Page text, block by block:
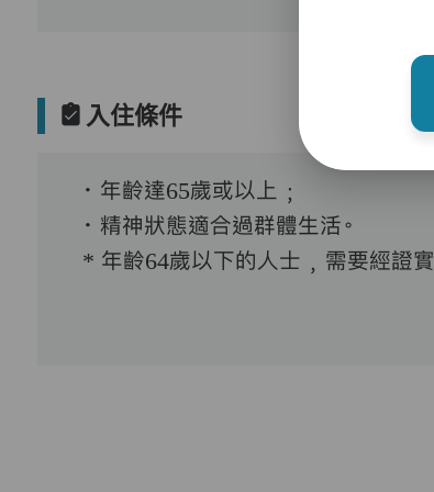
入住條件
．年齡達65歲或以上﹔
．精神狀態適合過群體生活。
* 年齡64歲以下的人士﹐需要經證